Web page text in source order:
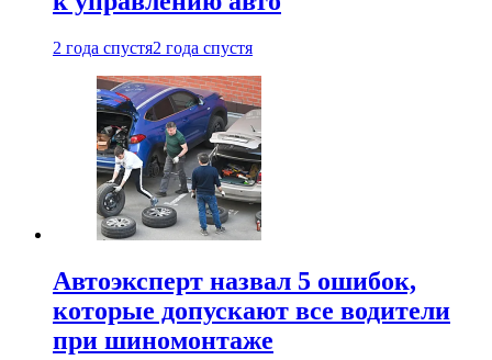
2 года спустя2 года спустя
Автоэксперт назвал 5 ошибок,
которые допускают все водители
при шиномонтаже